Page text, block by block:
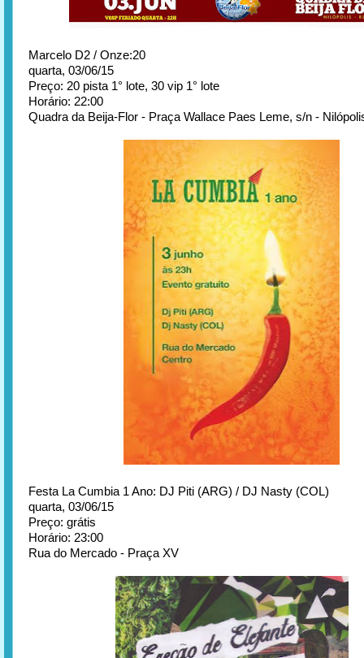
Marcelo D2 / Onze:20
quarta, 03/06/15
Preço: 20 pista 1° lote, 30 vip 1° lote
Horário: 22:00
Quadra da Beija-Flor - Praça Wallace Paes Leme, s/n -
Festa La Cumbia 1 Ano: DJ Piti (ARG) / DJ Nasty (COL)
quarta, 03/06/15
Preço: grátis
Horário: 23:00
Rua do Mercado - Praça XV